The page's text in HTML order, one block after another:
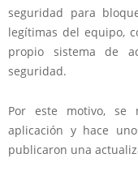
seguridad para
legítimas del equipo,
propio sistema de
seguridad.
Por este motivo, se
aplicación y hace
publicaron una